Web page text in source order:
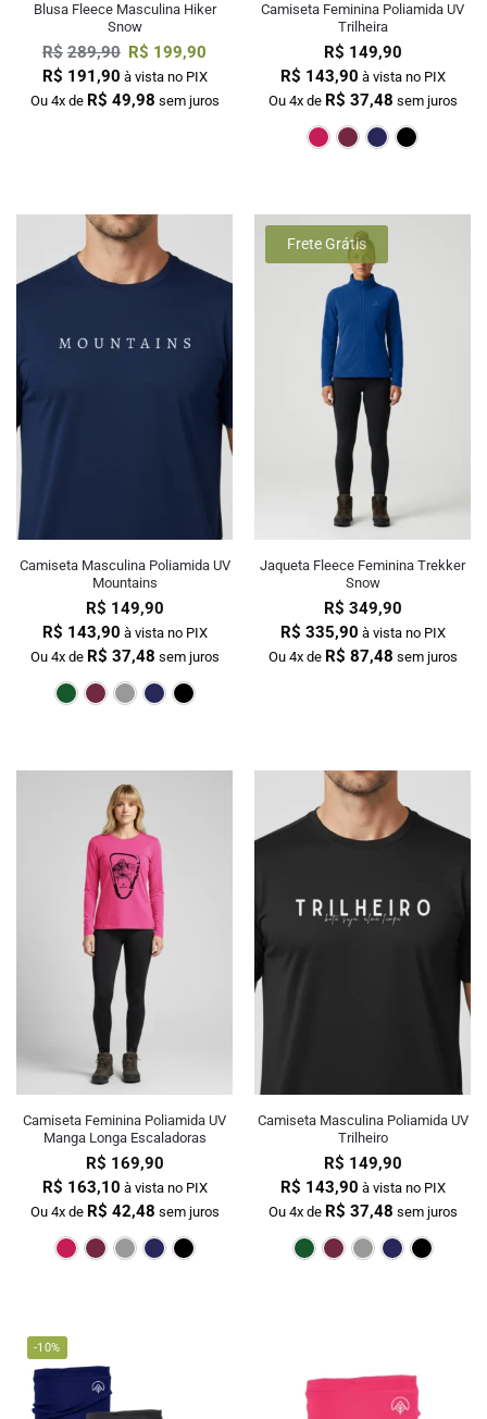
Blusa Fleece Masculina Hiker
Snow
R$ 289,90 R$ 199,90
R$ 191,90 à vista no PIX
Ou 4x de R$ 49,98 sem juros
Camiseta Feminina Poliamida UV
Trilheira
R$ 149,90
R$ 143,90 à vista no PIX
Ou 4x de R$ 37,48 sem juros
Pink
Camiseta Masculina Poliamida UV
Mountains
R$ 149,90
R$ 143,90 à vista no PIX
Ou 4x de R$ 37,48 sem juros
Verde Escuro
Bordô
Frete Grátis
Jaqueta Fleece Feminina Trekker
Snow
R$ 349,90
R$ 335,90 à vista no PIX
Ou 4x de R$ 87,48 sem juros
Camiseta Feminina Poliamida UV
Manga Longa Escaladoras
R$ 169,90
R$ 163,10 à vista no PIX
Ou 4x de R$ 42,48 sem juros
PinkBordô MarinhoPreto
Camiseta Masculina Poliamida UV
Trilheiro
R$ 149,90
R$ 143,90 à vista no PIX
Ou 4x de R$ 37,48 sem juros
Verde Escuro
Bordô
-10%